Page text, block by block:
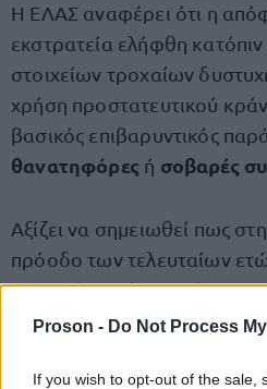
Proson - Do Not Process
If you wish to opt-out of the sale,
Η ΕΛΑΣ αναφέρει ότι η
εκστρατεία ελήφθη
στοιχείων τροχαίων
χρήση προστατευτικού
βασικός επιβαρυντικός
θανατηφόρες ή σοβαρές
Αξίζει να σημειωθεί πως
πρόοδο των τελευταίων
παραμένει κάτω από τον
ιδιαίτερα σε ηλικιακές